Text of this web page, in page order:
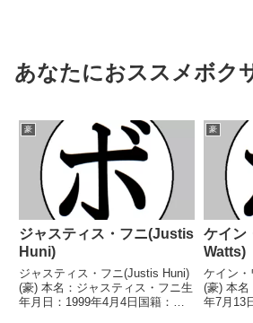
あなたにおススメボク
豪
ジャスティス・フニ(Justis
Huni)
ジャスティス・フニ(Justis Huni)
(豪) 本名：ジャスティス・フニ生
年月日：1999年4月4日国籍：豪
豪
ケイン
Watts)
ケイン
(豪) 本名
年7月13